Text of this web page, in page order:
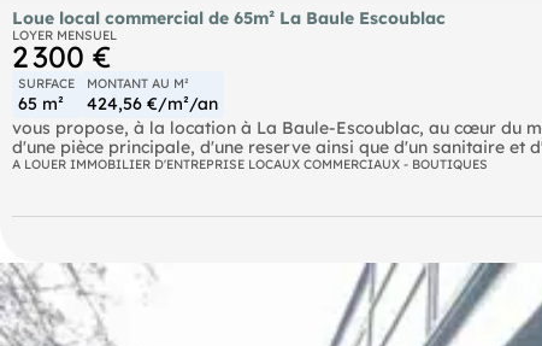
Loue local commercial de 65m² La Baule Escoublac
LOYER MENSUEL
2 300 €
SURFACE
65 m²
MONTANT AU M²
424,56 €/m²/an
vous propose, à la location à La Baule-Escoublac, au cœur du
d'une pièce principale, d'une reserve ainsi que d'un sanitaire
une excellente accessibilité et une visibilité optimale pour
A LOUER IMMOBILIER D'ENTREPRISE LOCAUX COMMERCIAUX - BOUTIQUES